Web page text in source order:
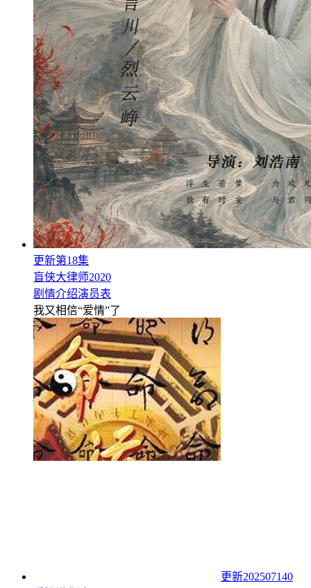
更新第18集
盲侠大律师2020
剧情介绍演员表
我又相信“爱情”了
更新202507140